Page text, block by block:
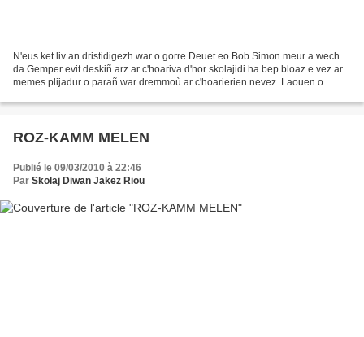
N'eus ket liv an dristidigezh war o gorre Deuet eo Bob Simon meur a wech
da Gemper evit deskiñ arz ar c'hoariva d'hor skolajidi ha bep bloaz e vez ar
memes plijadur o parañ war dremmoù ar c'hoarierien nevez. Laouen o
ROZ-KAMM MELEN
Publié le 09/03/2010 à 22:46
Par Skolaj Diwan Jakez Riou